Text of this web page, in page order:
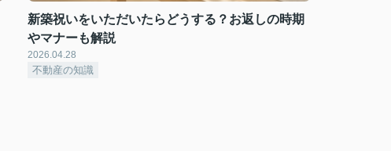
新築祝いをいただいたらどうする？お返しの時期
やマナーも解説
2026.04.28
不動産の知識